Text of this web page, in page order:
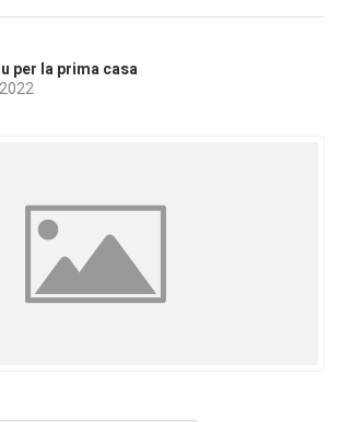
per la prima casa